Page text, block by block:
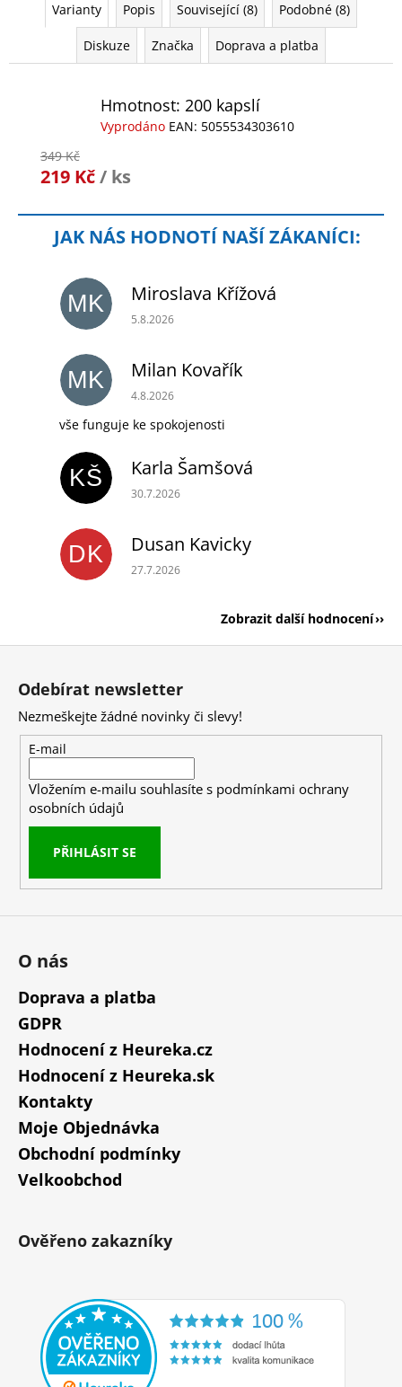
Varianty Popis Související (8) Podobné (8)
Diskuze Značka Doprava a platba
Hmotnost: 200 kapslí
Vyprodáno EAN: 5055534303610
349 Kč
219 Kč/ ks
MK Miroslava Křížová
Hodnocení obchodu je 5 z 5 hvězdiček.
5.8.2026
MK Milan Kovařík
Hodnocení obchodu je 5 z 5 hvězdiček.
4.8.2026
vše funguje ke spokojenosti
KŠ Karla Šamšová
Hodnocení obchodu je 5 z 5 hvězdiček.
30.7.2026
DK Dusan Kavicky
Hodnocení obchodu je 5 z 5 hvězdiček.
27.7.2026
Zobrazit další hodnocení
Odebírat newsletter
Nezmeškejte žádné novinky či slevy!
E-mail
Vložením e-mailu souhlasíte s podmínkami ochrany
osobních údajů
PŘIHLÁSIT SE
O nás
Doprava a platba
GDPR
Hodnocení z Heureka.cz
Hodnocení z Heureka.sk
Kontakty
Moje Objednávka
Obchodní podmínky
Velkoobchod
Ověřeno zakazníky